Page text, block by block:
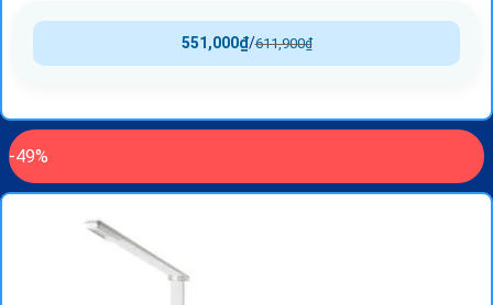
611,900₫
/
551,000₫
-49%